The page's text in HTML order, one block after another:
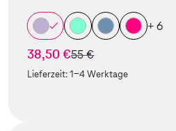
+ 6
38,50 €statt
55 €
Lieferzeit:1-4 Werktage